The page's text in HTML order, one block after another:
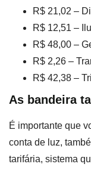
R$ 21,02 –
R$ 12,51 –
R$ 48,00 –
R$ 2,26 –
R$ 42,38 –
As bandeira
É importante que
conta de luz,
tarifária, sistema